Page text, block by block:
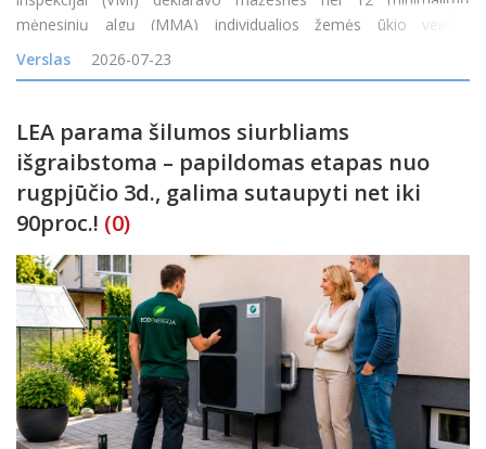
mėnesinių algų (MMA) individualios žemės ūkio veiklos
apmokestinamąsias pajamas arba jų visai neturėjo, tačiau gavo
tam tikrų neapmokestinamųjų pajamų, nuo 2026 m. liepos 1 d.
Verslas 2026-07-23
LEA parama šilumos siurbliams
išgraibstoma – papildomas etapas nuo
rugpjūčio 3d., galima sutaupyti net iki
90proc.! (0)